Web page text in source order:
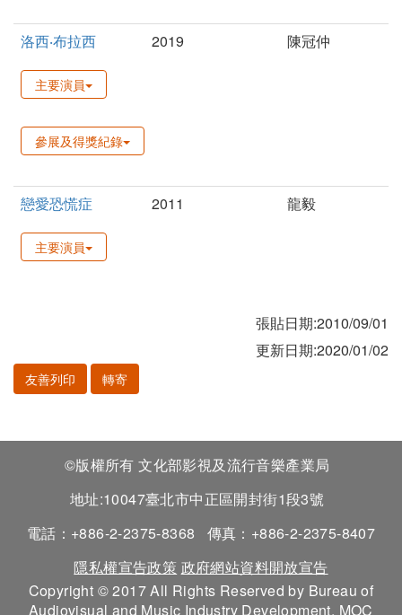
洛西‧布拉西 2019 陳冠仲
主要演員
參展及得獎紀錄
戀愛恐慌症 2011 龍毅
主要演員
張貼日期:2010/09/01
更新日期:2020/01/02
友善列印 轉寄
©版權所有 文化部影視及流行音樂產業局
地址:10047臺北市中正區開封街1段3號
電話：+886-2-2375-8368
傳真：+886-2-2375-8407
隱私權宣告政策 政府網站資料開放宣告
Copyright © 2017 All Rights Reserved by Bureau of
Audiovisual and Music Industry Development, MOC